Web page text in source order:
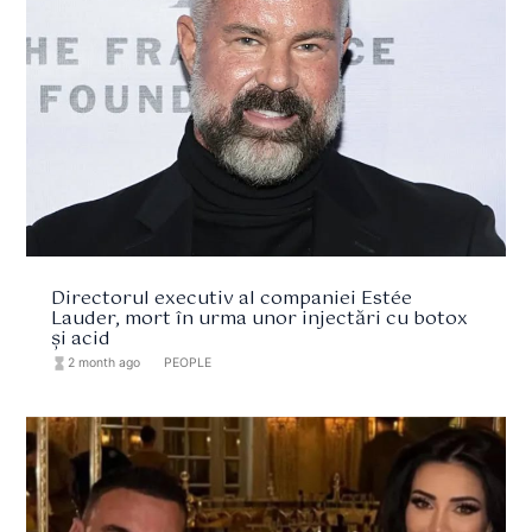
Directorul executiv al companiei Estée
Lauder, mort în urma unor injectări cu botox
și acid
hourglass_full 2 month ago PEOPLE